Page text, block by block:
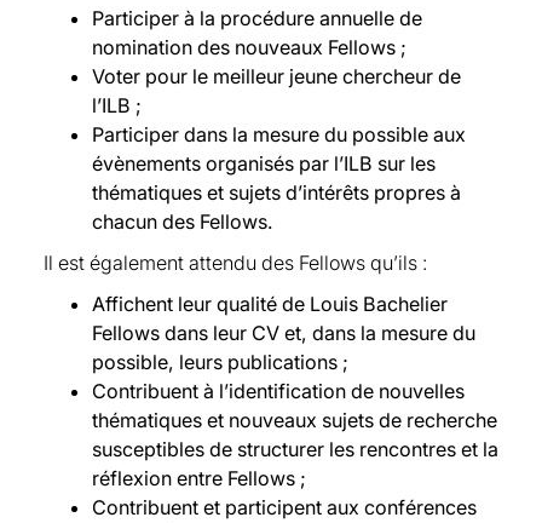
Alessio Figalli, ETH Zurich, Fellow depuis 2023
Cynthia Fleury, Conservatoire National des Arts
et Métiers, Ecole des Mines de Paris, Fellow
depuis 2024
Hans Follmer, Humboldt Universität, Fellow
depuis 2021
Patrice Fontaine, CNRS, Fellow depuis 2021
Claudio Fontana, University of Padova, Fellow
Thierry Foucault, HEC Paris, Fellow depuis 2021
Jean-Pierre Fouque, UC Santa Barbara, Fellow
depuis 2021
Carole Gresse, Université Paris Dauphine-PSL,
Fellow depuis 2021
Pierre-Cyrille Hautcoeur, Paris School of
Economics, Fellow depuis 2022
Iftekhar Hasan, Fordham University New York,
Fellow depuis 2022
Participer à la procédure annuelle de
nomination des nouveaux Fellows ;
Voter pour le meilleur jeune chercheur de
l’ILB ;
Participer dans la mesure du possible aux
évènements organisés par l’ILB sur les
thématiques et sujets d’intérêts propres à
chacun des Fellows.
Il est également attendu des Fellows qu’ils :
Affichent leur qualité de Louis Bachelier
Fellows dans leur CV et, dans la mesure du
possible, leurs publications ;
Contribuent à l’identification de nouvelles
thématiques et nouveaux sujets de recherche
susceptibles de structurer les rencontres et la
réflexion entre Fellows ;
Contribuent et participent aux conférences